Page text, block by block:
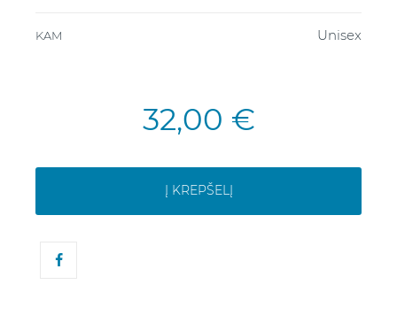
KAM Unisex
32,00 €
Į KREPŠELĮ